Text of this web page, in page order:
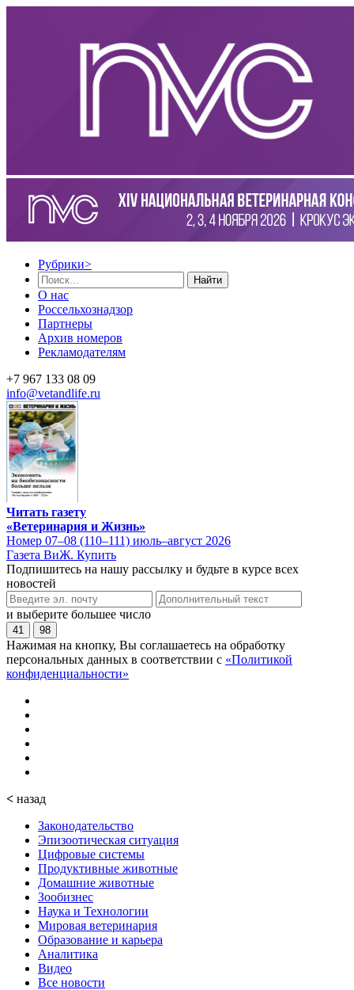
Рубрики>
Найти
О нас
Россельхознадзор
Партнеры
Архив номеров
Рекламодателям
+7 967 133 08 09
info@vetandlife.ru
Читать газету
«Ветеринария и Жизнь»
Номер 07–08 (110–111) июль–август 2026
Газета ВиЖ. Купить
Подпишитесь на нашу рассылку и будьте в курсе всех
новостей
и выберите большее число
41 98
Нажимая на кнопку, Вы соглашаетесь на обработку
персональных данных в соответствии с «Политикой
конфиденциальности»
< назад
Законодательство
Эпизоотическая ситуация
Цифровые системы
Продуктивные животные
Домашние животные
Зообизнес
Наука и Технологии
Мировая ветеринария
Образование и карьера
Аналитика
Видео
Все новости